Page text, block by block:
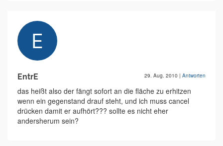
EntrE 29. Aug. 2010 | Antworten
das heißt also der fängt sofort an die fläche zu erhitzen
wenn ein gegenstand drauf steht, und ich muss cancel
drücken damit er aufhört??? sollte es nicht eher
andersherum sein?